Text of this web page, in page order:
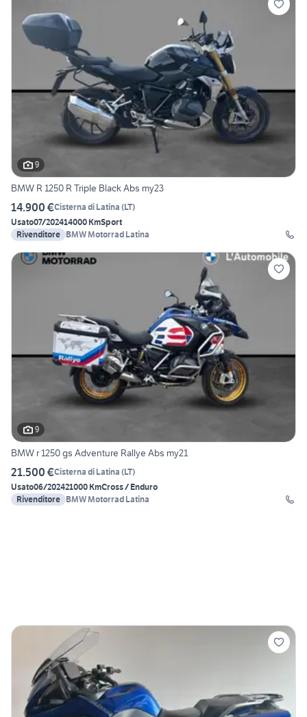
9
BMW R 1250 R Triple Black Abs my23
14.900 €Cisterna di Latina (LT)
Usato07/202414000 KmSport
Rivenditore BMW Motorrad Latina
9
BMW r 1250 gs Adventure Rallye Abs my21
21.500 €Cisterna di Latina (LT)
Usato06/202421000 KmCross / Enduro
Rivenditore BMW Motorrad Latina